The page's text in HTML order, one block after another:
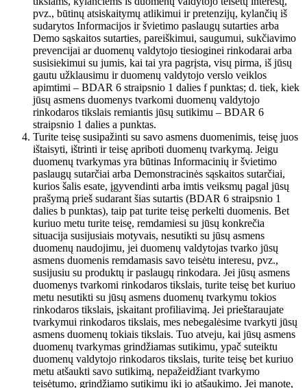
pvz., būtinų atsiskaitymų atlikimui ir pretenzijų, kylančių iš
sudarytos Informacijos ir švietimo paslaugų sutarties arba
Demo sąskaitos sutarties, pareiškimui, saugumui, sukčiavimo
prevencijai ar duomenų valdytojo tiesioginei rinkodarai arba
susisiekimui su jumis, kai tai yra pagrįsta, visų pirma, iš jūsų
gautu užklausimu ir duomenų valdytojo verslo veiklos
apimtimi – BDAR 6 straipsnio 1 dalies f punktas; d. tiek, kiek
jūsų asmens duomenys tvarkomi duomenų valdytojo
rinkodaros tikslais remiantis jūsų sutikimu – BDAR 6
straipsnio 1 dalies a punktas.
Turite teisę susipažinti su savo asmens duomenimis, teisę juos
ištaisyti, ištrinti ir teisę apriboti duomenų tvarkymą. Jeigu
duomenų tvarkymas yra būtinas Informacinių ir švietimo
paslaugų sutarčiai arba Demonstracinės sąskaitos sutarčiai,
kurios šalis esate, įgyvendinti arba imtis veiksmų pagal jūsų
prašymą prieš sudarant šias sutartis (BDAR 6 straipsnio 1
dalies b punktas), taip pat turite teisę perkelti duomenis. Bet
kuriuo metu turite teisę, remdamiesi su jūsų konkrečia
situacija susijusiais motyvais, nesutikti su jūsų asmens
duomenų naudojimu, jei duomenų valdytojas tvarko jūsų
asmens duomenis remdamasis savo teisėtu interesu, pvz.,
susijusiu su produktų ir paslaugų rinkodara. Jei jūsų asmens
duomenys tvarkomi rinkodaros tikslais, turite teisę bet kuriuo
metu nesutikti su jūsų asmens duomenų tvarkymu tokios
rinkodaros tikslais, įskaitant profiliavimą. Jei prieštaraujate
tvarkymui rinkodaros tikslais, mes nebegalėsime tvarkyti jūsų
asmens duomenų tokiais tikslais. Tuo atveju, kai jūsų asmens
duomenų tvarkymas grindžiamas sutikimu, ypač suteiktu
duomenų valdytojo rinkodaros tikslais, turite teisę bet kuriuo
metu atšaukti savo sutikimą, nepažeidžiant tvarkymo
teisėtumo, grindžiamo sutikimu iki jo atšaukimo. Jei manote,